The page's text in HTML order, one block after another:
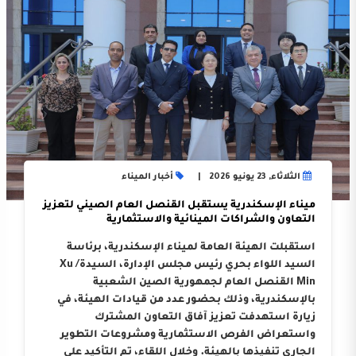
الثلاثاء, 23 يونيو 2026 أخبار الميناء
ميناء الإسكندرية يستقبل القنصل العام الصيني لتعزيز
التعاون والشراكات المينائية والاستثمارية
استقبلت الهيئة العامة لميناء الإسكندرية، برئاسة
السيد اللواء بحري رئيس مجلس الإدارة، السيدة/ Xu
Min القنصل العام لجمهورية الصين الشعبية
بالإسكندرية، وذلك بحضور عدد من قيادات الهيئة، في
زيارة استهدفت تعزيز آفاق التعاون المشترك
واستعراض الفرص الاستثمارية ومشروعات التطوير
الجاري تنفيذها بالهيئة. وخلال اللقاء، تم التأكيد على